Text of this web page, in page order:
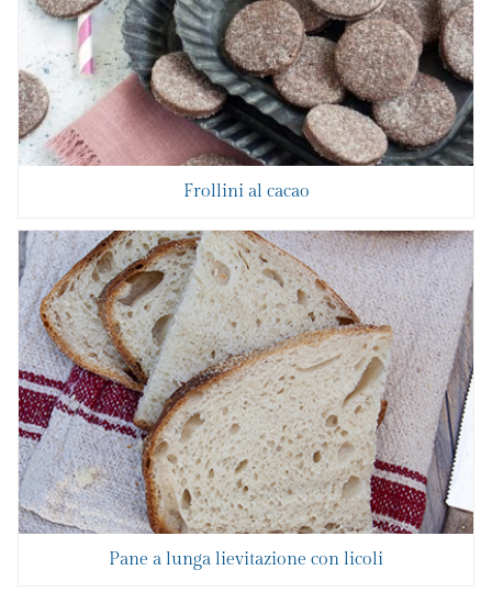
Frollini al cacao
Pane a lunga lievitazione con licoli